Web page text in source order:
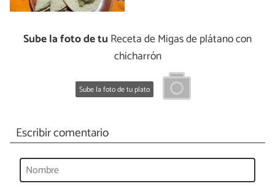
Sube la foto de tu Receta de Migas de plátano con
chicharrón
Sube la foto de tu plato
Escribir comentario